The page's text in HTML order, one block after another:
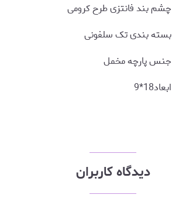
چشم بند فانتزی طرح کرومی
بسته بندی تک سلفونی
جنس پارچه مخمل
ابعاد18*9
دیدگاه کاربران